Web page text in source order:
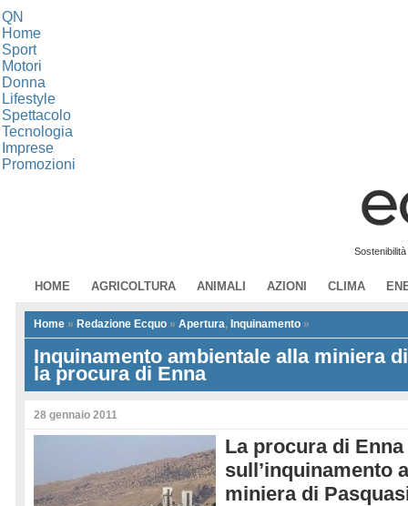
QN
Home
Sport
Motori
Donna
Lifestyle
Spettacolo
Tecnologia
Imprese
Promozioni
HOME AGRICOLTURA ANIMALI AZIONI CLIMA
Home » Redazione Ecquo » Apertura, Inquinamento »
Inquinamento ambientale alla miniera
la procura di Enna
28 gennaio 2011
La procura di
sull’inquinamento
miniera di